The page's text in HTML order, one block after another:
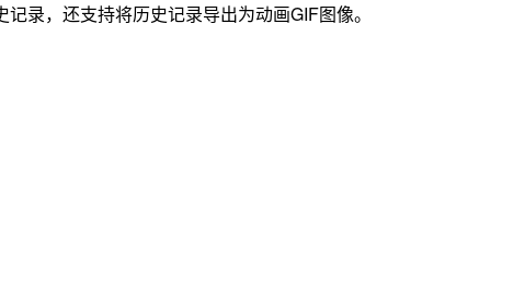
录，还支持将历史记录导出为动画GIF图像。